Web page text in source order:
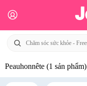
Peauhonnête (1 sản phẩm)